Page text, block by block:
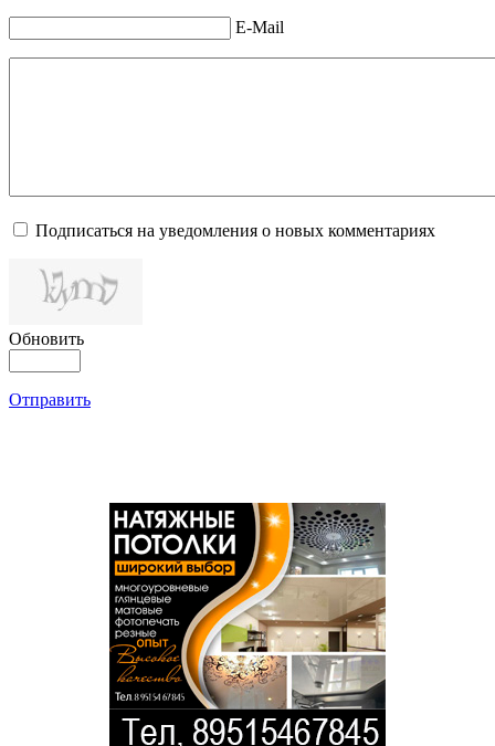
E-Mail
Подписаться на уведомления о новых комментариях
Обновить
Отправить